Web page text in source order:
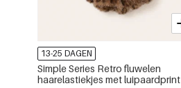
13-25 DAGEN
Simple Series Retro fluwelen
haarelastiekjes met luipaardprint